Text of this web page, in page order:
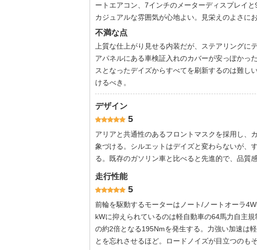
ートエアコン、7インチのメーターディスプレイ
カジュアルな雰囲気が心地よい。見栄えのよさに
不満な点
上質な仕上がり見せる内装だが、ステアリング
アパネルにある車検証入れのカバーが安っぽかっ
スとなったデイズからすべてを刷新するのは難し
けるべき。
デザイン
5
アリアと共通性のあるフロントマスクを採用し、
象づける。シルエットはデイズと変わらないが、
る。既存のガソリン車と比べると先進的で、品質
走行性能
5
前輪を駆動するモーターはノート/ノートオーラ
kWに抑えられているのは軽自動車の64馬力自主
の約2倍となる195Nmを発生する。力強い加速は
とを忘れさせるほど。ロードノイズが目立つのも